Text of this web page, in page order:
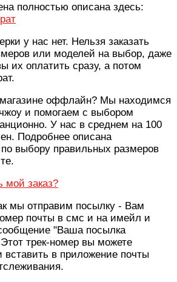
полностью описана здесь:
у нас нет. Нельзя заказать
или моделей на выбор, даже
их оплатить сразу, а потом
оффлайн? Мы находимся
и помогаем с выбором
У нас в среднем на 100
Подробнее описана
выбору правильных размеров
мой заказ?
мы отправим посылку - Вам
почты в смс и на имейл и
"Ваша посылка
трек-номер вы можете
вставить в приложение почты